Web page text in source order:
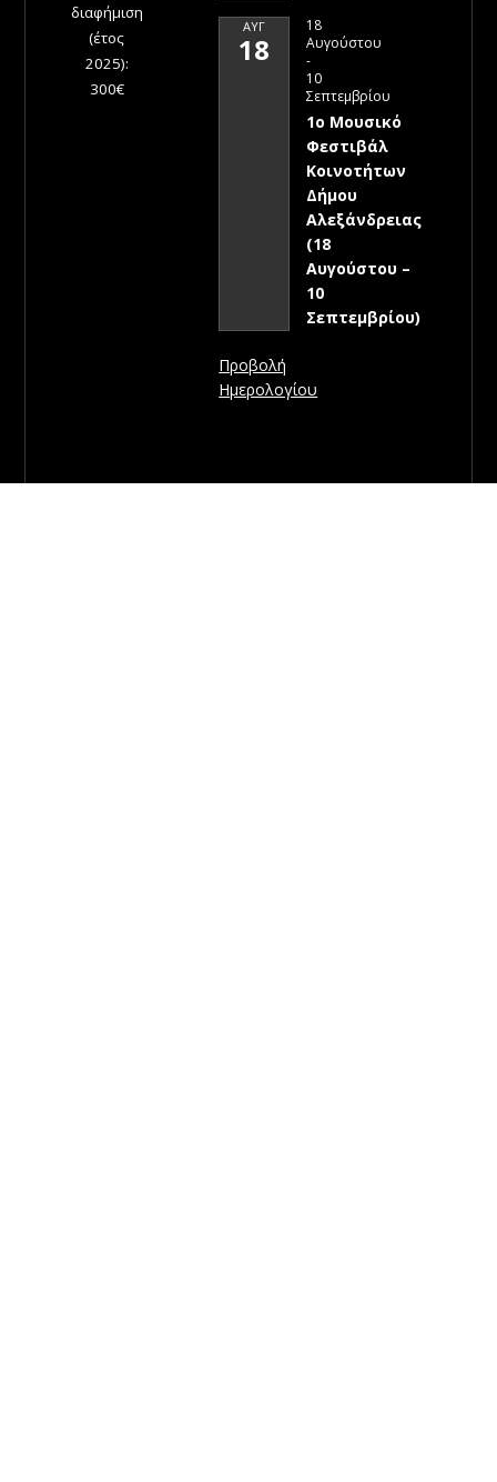
διαφήμιση
(έτος
2025):
300€
ΑΥΓ
18
18
Αυγούστου
-
10
Σεπτεμβρίου
1ο Μουσικό
Φεστιβάλ
Κοινοτήτων
Δήμου
Αλεξάνδρειας
(18
Αυγούστου –
10
Σεπτεμβρίου)